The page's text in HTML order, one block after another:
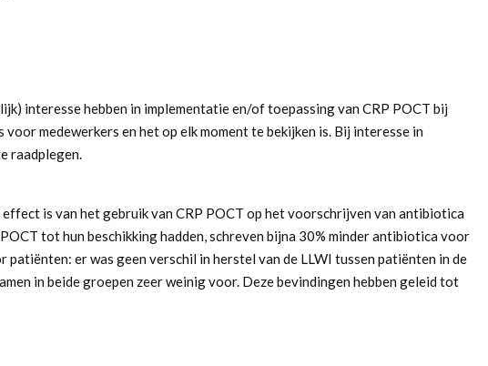
interesse hebben in implementatie en/of toepassing van CRP POCT bij
medewerkers en het op elk moment te bekijken is. Bij interesse in
raadplegen.
is van het gebruik van CRP POCT op het voorschrijven van antibiotica
tot hun beschikking hadden, schreven bijna 30% minder antibiotica voor
er was geen verschil in herstel van de LLWI tussen patiënten in de
in beide groepen zeer weinig voor. Deze bevindingen hebben geleid tot